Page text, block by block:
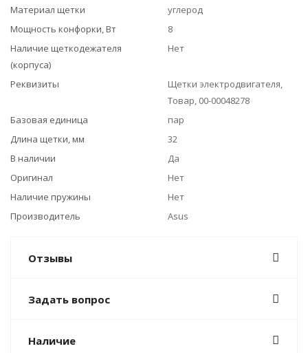
Материал щетки
углерод
Мощность конфорки, Вт
8
Наличие щеткодежателя
(корпуса)
Нет
Реквизиты
Щетки электродвигателя,
Товар, 00-00048278
Базовая единица
пар
Длина щетки, мм
32
В наличии
Да
Оригинал
Нет
Наличие пружины
Нет
Производитель
Asus
Отзывы
Задать вопрос
Наличие